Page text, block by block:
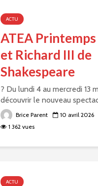
ACTU
ATEA
et Richard III de
Shakespeare
? Du lundi 4 au mercredi 13
découvrir le nouveau
Brice Parent 10 avril 2026
1 362 vues
ACTU